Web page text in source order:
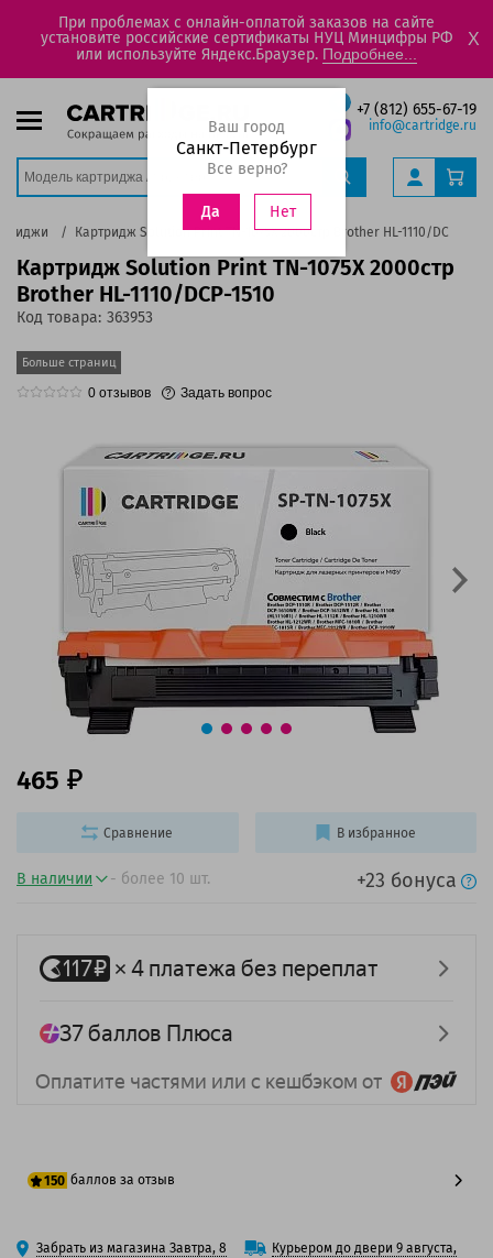
При проблемах с онлайн-оплатой заказов на сайте
установите российские сертификаты НУЦ Минцифры РФ
или используйте Яндекс.Браузер. Подробнее...
X
+7 (812) 655-67-19
info@cartridge.ru
Ваш город
Санкт-Петербург
Все верно?
Да Нет
Картридж Solution Print TN-1075X 2000стр Brother HL-1110/DCP-1510
Картридж Solution Print TN-1075X 2000стр
Brother HL-1110/DCP-1510
Код товара: 363953
Больше страниц
0 отзывов Задать вопрос
В наличии - более 10 шт. +23 бонуса
465
150 баллов за отзыв
125 баллов
Забрать из магазина Завтра, 8
Курьером до двери 9 августа,
Сравнение В избранное